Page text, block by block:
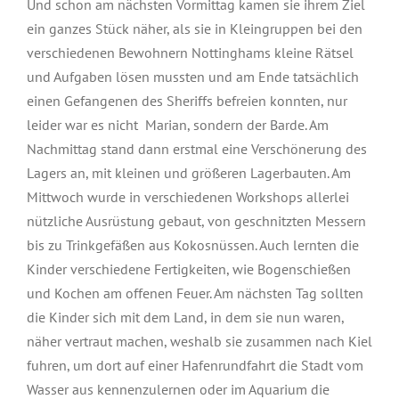
Und schon am nächsten Vormittag kamen sie ihrem Ziel
ein ganzes Stück näher, als sie in Kleingruppen bei den
verschiedenen Bewohnern Nottinghams kleine Rätsel
und Aufgaben lösen mussten und am Ende tatsächlich
einen Gefangenen des Sheriffs befreien konnten, nur
leider war es nicht Marian, sondern der Barde. Am
Nachmittag stand dann erstmal eine Verschönerung des
Lagers an, mit kleinen und größeren Lagerbauten. Am
Mittwoch wurde in verschiedenen Workshops allerlei
nützliche Ausrüstung gebaut, von geschnitzten Messern
bis zu Trinkgefäßen aus Kokosnüssen. Auch lernten die
Kinder verschiedene Fertigkeiten, wie Bogenschießen
und Kochen am offenen Feuer. Am nächsten Tag sollten
die Kinder sich mit dem Land, in dem sie nun waren,
näher vertraut machen, weshalb sie zusammen nach Kiel
fuhren, um dort auf einer Hafenrundfahrt die Stadt vom
Wasser aus kennenzulernen oder im Aquarium die